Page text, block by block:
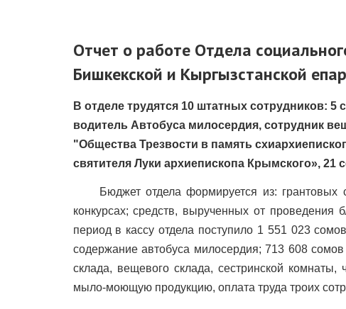
Отчет о работе Отдела
Бишкекской и Кыргызстанской
В отделе трудятся 10 штатных сотрудников:
водитель Автобуса милосердия, сотрудник
"Общества Трезвости в память
святителя Луки архиепископа Крымского», 21
Бюджет отдела формируется из: грантовых
конкурсах; средств, вырученных от проведения
период в кассу отдела поступило 1 551 023
содержание автобуса милосердия; 713 608
склада, вещевого склада, сестринской
мыло-моющую продукцию, оплата труда троих